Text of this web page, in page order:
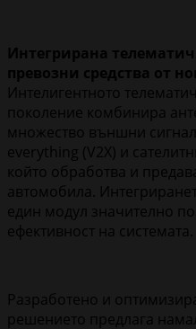
Интегрирана
превозни средства от
Интелигентното
поколение комбинира
множество външни
everything (V2X) и
който обработва и
автомобила.
един модул значително
ефективност на системата.
Разработено и
решението предлага